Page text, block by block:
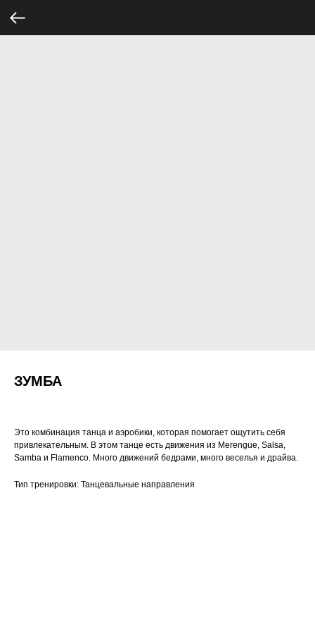
ЗУМБА
Это комбинация танца и аэробики, которая помогает ощутить себя
привлекательным. В этом танце есть движения из Merengue, Salsa,
Samba и Flamenco. Много движений бедрами, много веселья и драйва.
Тип тренировки: Танцевальные направления